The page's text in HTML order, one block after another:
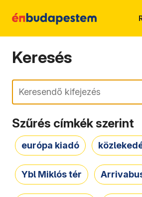
Keresés
Keresés
Szűrés címkék szerint
európa kiadó
Ybl Miklós tér